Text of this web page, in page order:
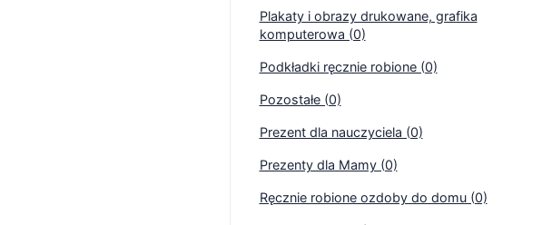
Plakaty i obrazy drukowane, grafika
komputerowa (0)
Podkładki ręcznie robione (0)
Pozostałe (0)
Prezent dla nauczyciela (0)
Prezenty dla Mamy (0)
Ręcznie robione ozdoby do domu (0)